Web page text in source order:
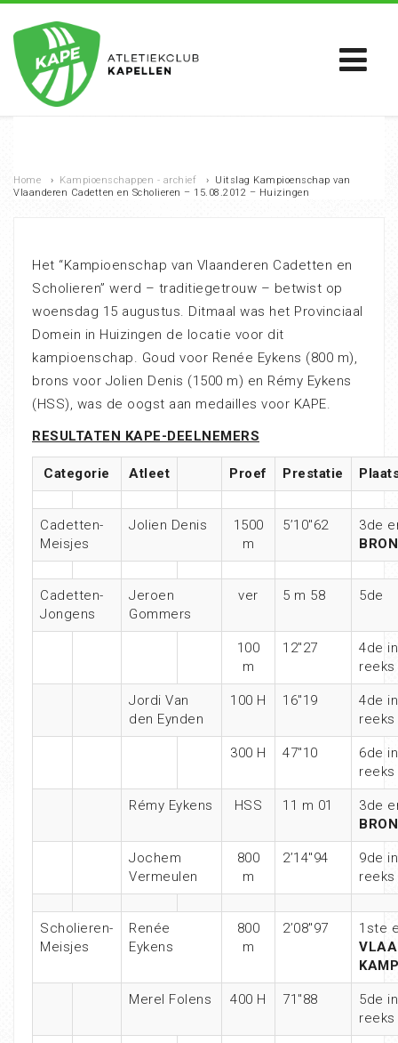
Home › Kampioenschappen - archief › Uitslag Kampioenschap van
Vlaanderen Cadetten en Scholieren – 15.08.2012 – Huizingen
Het “Kampioenschap van Vlaanderen Cadetten en
Scholieren” werd – traditiegetrouw – betwist op
woensdag 15 augustus. Ditmaal was het Provinciaal
Domein in Huizingen de locatie voor dit
kampioenschap. Goud voor Renée Eykens (800 m),
brons voor Jolien Denis (1500 m) en Rémy Eykens
(HSS), was de oogst aan medailles voor KAPE.
RESULTATEN KAPE-DEELNEMERS
Categorie Atleet Proef Prestatie
Cadetten-
Meisjes
Jolien Denis
1500
m
5’10″62
3de
Cadetten-
Jongens
Jeroen
Gommers
ver 5 m 58 5de
100
m
12″27
4de in
reeks
Jordi Van
den Eynden
100 H 16″19
4de in
reeks
300 H 47″10
6de in
reeks
Rémy Eykens HSS 11 m 01
3de
Jochem
Vermeulen
800
m
2’14″94
9de in
reeks
Scholieren-
Meisjes
Renée
Eykens
800
m
2’08″97
1ste
Merel Folens 400 H 71″88
5de in
reeks